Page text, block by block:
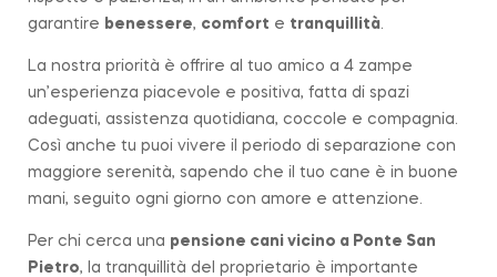
garantire benessere, comfort e tranquillità
La nostra priorità è offrire al tuo amico a 4 zampe
un’esperienza piacevole e positiva, fatta di spazi
adeguati, assistenza quotidiana, coccole e compagnia.
Così anche tu puoi vivere il periodo di separazione con
maggiore serenità, sapendo che il tuo cane è in buone
mani, seguito ogni giorno con amore e attenzione.
Per chi cerca una pensione cani vicino a Ponte San
Pietro, la tranquillità del proprietario è importante